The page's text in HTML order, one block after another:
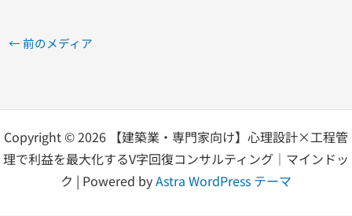
←前のメディア
Copyright © 2026 【建築業・専門家向け】心理設計×工程管
理で利益を最大化するV字回復コンサルティング｜マインドッ
ク | Powered byAstra WordPress テーマ